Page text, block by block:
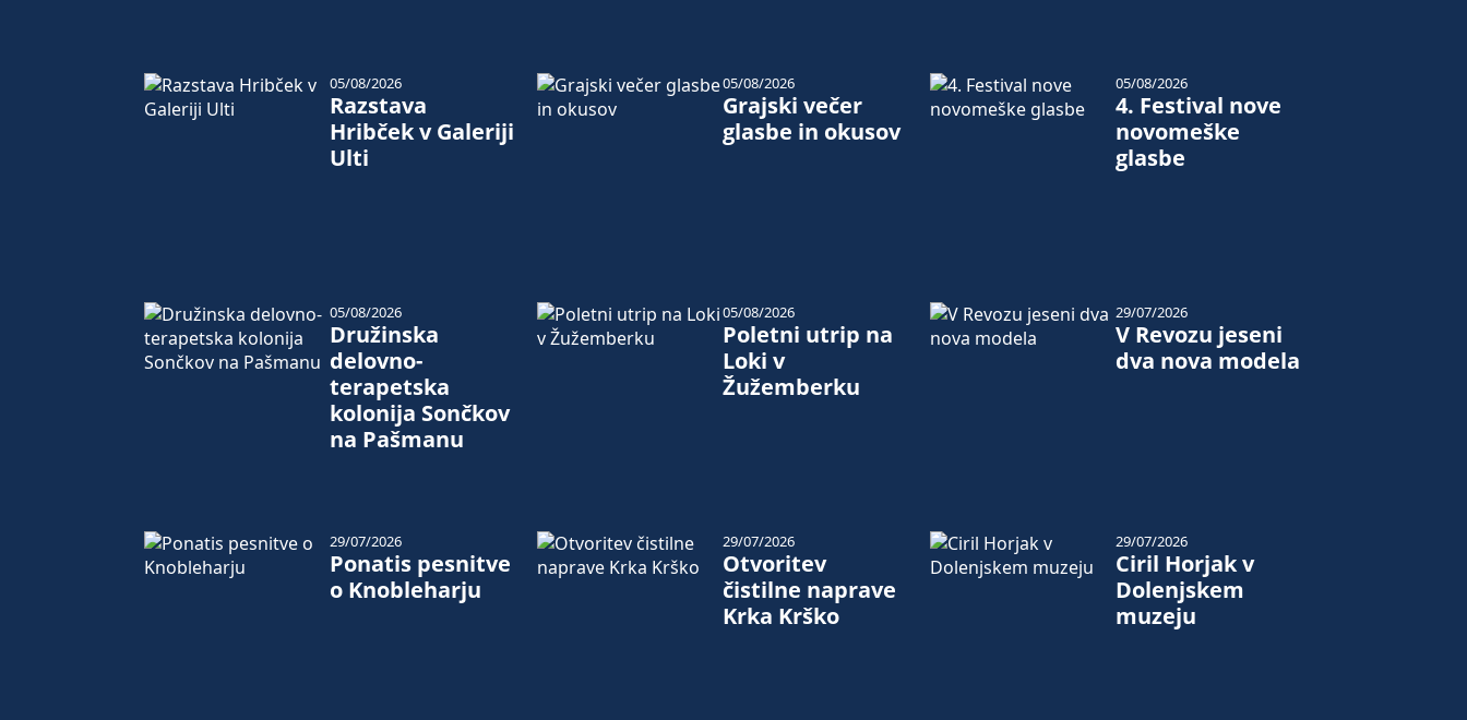
Razstava
Hribček v Galeriji
Ulti
05/08/2026
Grajski večer
glasbe in okusov
05/08/2026
4. Festival nove
novomeške
glasbe
05/08/2026
Družinska
delovno-
terapetska
kolonija Sončkov
na Pašmanu
05/08/2026
Poletni utrip na
Loki v
Žužemberku
05/08/2026
V Revozu jeseni
dva nova modela
29/07/2026
Ponatis pesnitve
o Knobleharju
29/07/2026
Otvoritev
čistilne naprave
Krka Krško
29/07/2026
Ciril Horjak v
Dolenjskem
muzeju
29/07/2026